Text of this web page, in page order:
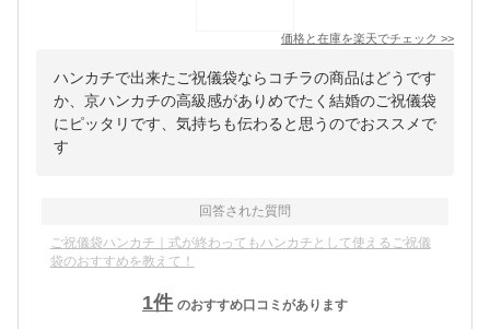
価格と在庫を楽天でチェック >>
ハンカチで出来たご祝儀袋ならコチラの商品はどうです
か、京ハンカチの高級感がありめでたく結婚のご祝儀袋
にピッタリです、気持ちも伝わると思うのでおススメで
す
回答された質問
ご祝儀袋ハンカチ｜式が終わってもハンカチとして使えるご祝儀
袋のおすすめを教えて！
1件 のおすすめ口コミがあります